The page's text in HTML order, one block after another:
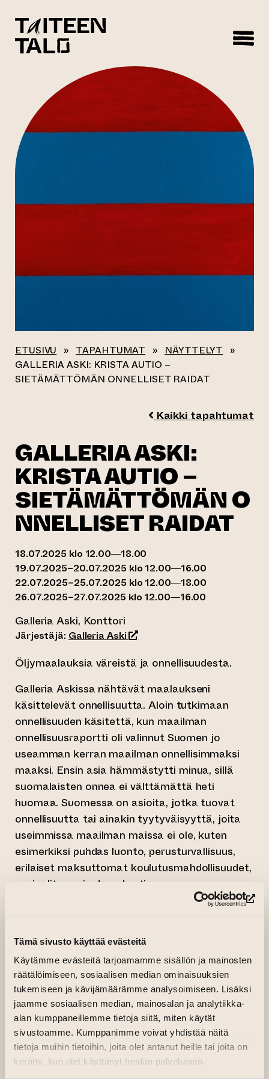
Tämä sivusto käyttää evästeitä
Käytämme evästeitä tarjoamamme sisällön ja mainosten
räätälöimiseen, sosiaalisen median ominaisuuksien
tukemiseen ja kävijämäärämme analysoimiseen. Lisäksi
jaamme sosiaalisen median, mainosalan ja analytiikka-
alan kumppaneillemme tietoja siitä, miten käytät
sivustoamme. Kumppanimme voivat yhdistää näitä
tietoja muihin tietoihin, joita olet antanut heille tai joita on
kerätty, kun olet käyttänyt heidän palvelujaan.
ETUSIVU » TAPAHTUMAT » NÄYTTELYT »
GALLERIA ASKI: KRISTA AUTIO –
SIETÄMÄTTÖMÄN ONNELLISET RAIDAT
Kaikki tapahtumat
GALLERIA ASKI:
KRISTA AUTIO –
SIETÄMÄTTÖMÄN O
NNELLISET RAIDAT
18.07.2025 klo 12.00—18.00
19.07.2025–20.07.2025 klo 12.00—16.00
22.07.2025–25.07.2025 klo 12.00—18.00
26.07.2025–27.07.2025 klo 12.00—16.00
Galleria Aski, Konttori
Järjestäjä: Galleria Aski(siirtyy toiseen
Öljymaalauksia väreistä ja onnellisuudesta.
Galleria Askissa nähtävät maalaukseni
käsittelevät onnellisuutta. Aloin tutkimaan
onnellisuuden käsitettä, kun maailman
onnellisuusraportti oli valinnut Suomen jo
useamman kerran maailman onnellisimmaksi
maaksi. Ensin asia hämmästytti minua, sillä
suomalaisten onnea ei välttämättä heti
huomaa. Suomessa on asioita, jotka tuovat
onnellisuutta tai ainakin tyytyväisyyttä, joita
useimmissa maailman maissa ei ole, kuten
esimerkiksi puhdas luonto, perusturvallisuus,
erilaiset maksuttomat koulutusmahdollisuudet,
sosiaaliturva ja demokratia.
Aloin kuitenkin pohtimaan omalta kohdaltani,
suomalaisuus siihen. Tärkeä onnellisuuteni
tekijä on saada tehdä sellaista työtä, jota
rakastan, eli maalaaminen. Maalaamisessa
minut tekee onnelliseksi värien käsittely, oikean
värin etsiminen ja löytäminen, värin
yhdistäminen toiseen väriin. Keveät ja pirteät
värit tuottavat minulle piristystä ja iloa, mutta
syvemmät värit tuottavat pidempiaikaista